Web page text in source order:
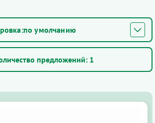
по умолчанию
предложений: 1